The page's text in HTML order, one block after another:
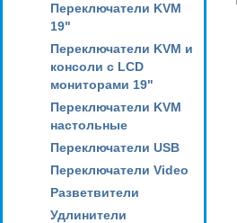
Переключатели KVM
19"
Переключатели KVM и
консоли с LCD
мониторами 19"
Переключатели KVM
настольные
Переключатели USB
Переключатели Video
Разветвители
Удлинители